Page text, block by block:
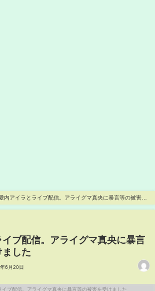
内アイラとライブ配信。アライグマ真央に暴言等の被害を
ブ配信。アライグマ真央に暴言
ました
6月20日